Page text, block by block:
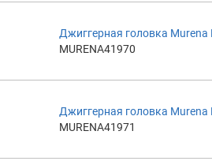
Джиггерная головка Murena
MURENA41970
Джиггерная головка Murena
MURENA41971